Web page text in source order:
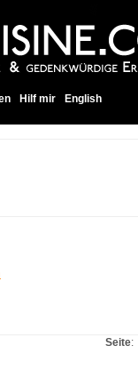
Hilf mir English
Seite: